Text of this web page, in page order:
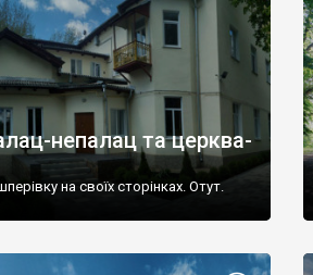
непалац та церква-
на своїх сторінках. Отут.